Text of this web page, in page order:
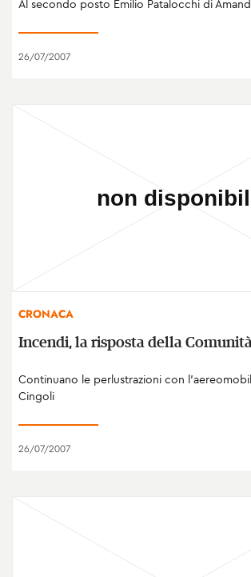
Al secondo posto Emilio Patalocchi di
26/07/2007
CRONACA
Incendi, la risposta della
Continuano le perlustrazioni con
Cingoli
26/07/2007